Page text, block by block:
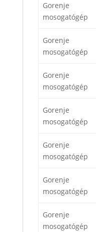
Gorenje
mosogatógép
Gorenje
mosogatógép
Gorenje
mosogatógép
Gorenje
mosogatógép
Gorenje
mosogatógép
Gorenje
mosogatógép
Gorenje
mosogatógép